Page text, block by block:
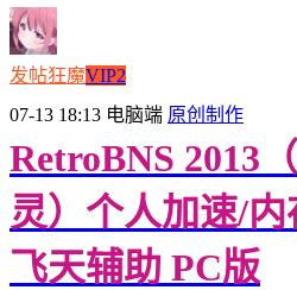
发帖狂魔VIP2
07-13 18:13 电脑端 原创制作
RetroBNS 2013
灵）个人加速/
飞天辅助 PC版